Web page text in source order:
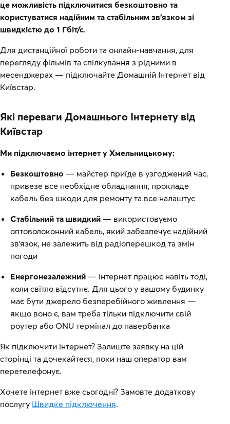
це можливість підключитися безкоштовно та
користуватися надійним та стабільним зв’язком зі
швидкістю до 1 Гбіт/с.
Для дистанційної роботи та онлайн-навчання, для
перегляду фільмів та спілкування з рідними в
месенджерах — підключайте Домашній Інтернет від
Київстар.
Які переваги Домашнього Інтернету від
Київстар
Ми підключаємо інтернет у Хмельницькому:
Безкоштовно — майстер приїде в узгоджений час,
привезе все необхідне обладнання, прокладе
кабель без шкоди для ремонту та все налаштує
Стабільний та швидкий — використовуємо
оптоволоконний кабель, який забезпечує надійний
зв’язок, не залежить від радіоперешкод та змін
погоди
Енергонезалежний — інтернет працює навіть тоді,
коли світло відсутнє. Для цього у вашому будинку
має бути джерело безперебійного живлення —
якщо воно є, вам треба тільки підключити свій
роутер або ONU термінал до павербанка
Як підключити інтернет? Залиште заявку на цій
сторінці та дочекайтеся, поки наш оператор вам
перетелефонує.
Хочете інтернет вже сьогодні? Замовте додаткову
послугу Швидке підключення.